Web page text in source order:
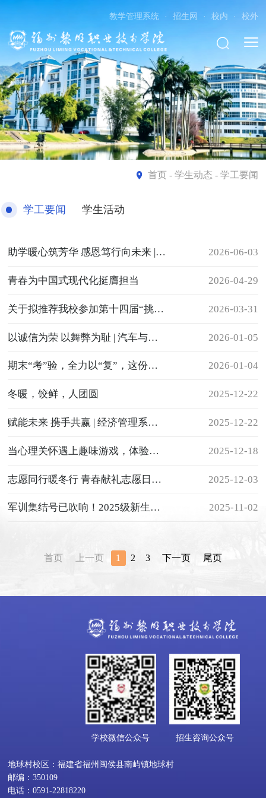
教学管理系统 · 招生网 · 校内 · 校外
首页- 学生动态 - 学工要闻
学工要闻 学生活动
助学暖心筑芳华 感恩笃行向未来 | 我校开展资助感恩教育主题班会 2026-06-03
青春为中国式现代化挺膺担当 2026-04-29
关于拟推荐我校参加第十四届“挑战杯”福建省大学生创业计划竞赛项目的公示 2026-03-31
以诚信为荣 以舞弊为耻 | 汽车与现代交通系举办2025-2026学年第一学期诚信考试宣誓大会 2026-01-05
期末“考”验，全力以“复”，这份通关秘籍助你自信上场！ 2026-01-04
冬暖，饺鲜，人团圆 2025-12-22
赋能未来 携手共赢 | 经济管理系两委一会授牌仪式圆满落幕 2025-12-22
当心理关怀遇上趣味游戏，体验值满格 2025-12-18
志愿同行暖冬行 青春献礼志愿日——我院国际志愿者活动日系列活动纪实 2025-12-03
军训集结号已吹响！2025级新生热血登场，淬炼筋骨向未来！ 2025-11-02
首页 上一页 1 2 3 下一页 尾页
学校微信公众号 招生咨询公众号
地球村校区：福建省福州闽侯县南屿镇地球村
邮编：350109
电话：0591-22818220